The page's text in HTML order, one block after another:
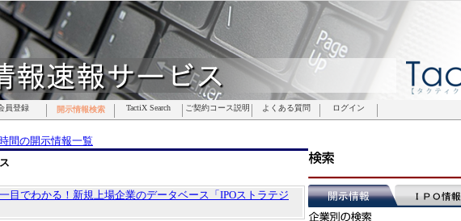
員登録 開示情報検索 TactiX Search ご契約コース説明 よくある質問 ログイン
員登録 開示情報検索 TactiX Search ご契約コース説明 よくある質問 ログイン
員登録 開示情報検索 TactiX Search ご契約コース説明 よくある質問 ログイン
員登録 開示情報検索 TactiX Search ご契約コース説明 よくある質問 ログイン
員登録 開示情報検索 TactiX Search ご契約コース説明 よくある質問 ログイン
員登録 開示情報検索 TactiX Search ご契約コース説明 よくある質問 ログイン
員登録 開示情報検索 TactiX Search ご契約コース説明 よくある質問 ログイン
間の開示情報一覧
目でわかる！新規上場企業のデータベース「IPOストラテジ